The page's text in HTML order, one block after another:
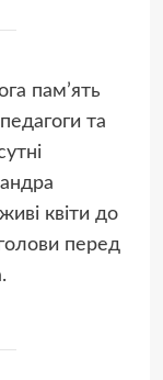
пам’ять
та
квіти до
перед